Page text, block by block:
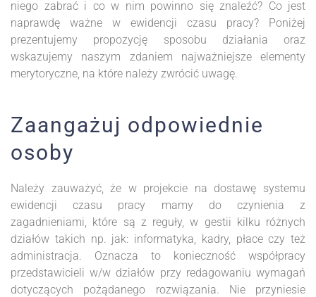
niego zabrać i co w nim powinno się znaleźć? Co jest
naprawdę ważne w ewidencji czasu pracy? Poniżej
prezentujemy propozycję sposobu działania oraz
wskazujemy naszym zdaniem najważniejsze elementy
merytoryczne, na które należy zwrócić uwagę.
Zaangażuj odpowiednie
osoby
Należy zauważyć, że w projekcie na dostawę systemu
ewidencji czasu pracy mamy do czynienia z
zagadnieniami, które są z reguły, w gestii kilku różnych
działów takich np. jak: informatyka, kadry, płace czy też
administracja. Oznacza to konieczność współpracy
przedstawicieli w/w działów przy redagowaniu wymagań
dotyczących pożądanego rozwiązania. Nie przyniesie